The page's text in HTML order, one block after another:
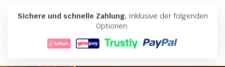
Sichere und schnelle Zahlung. Inklusive der folgenden
Optionen: